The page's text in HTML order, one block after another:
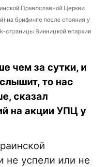
Православной Церкви
на брифинге после стояния у
страницы Винницкой епархии
чем за сутки, и
то нас
сказал
на акции УПЦ у
не успели или не